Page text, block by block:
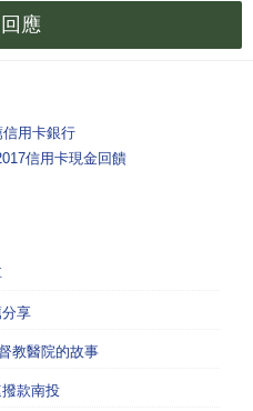
回應
用卡銀行
信用卡現金回饋
享
教醫院的故事
款南投